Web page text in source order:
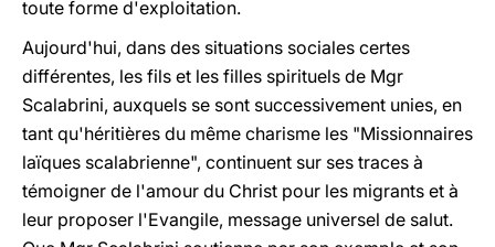
toute forme d'exploitation.
Aujourd'hui, dans des situations sociales certes
différentes, les fils et les filles spirituels de Mgr
Scalabrini, auxquels se sont successivement unies, en
tant qu'héritières du même charisme les "Missionnaires
laïques scalabrienne", continuent sur ses traces à
témoigner de l'amour du Christ pour les migrants et à
leur proposer l'Evangile, message universel de salut.